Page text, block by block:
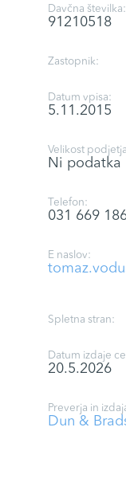
Davčna številka:
91210518
Zastopnik:
Datum vpisa:
5.11.2015
Velikost
Ni podatka
Telefon:
031 669
E naslov:
Spletna stran:
Datum izdaje
20.5.2026
Preverja in
Dun &